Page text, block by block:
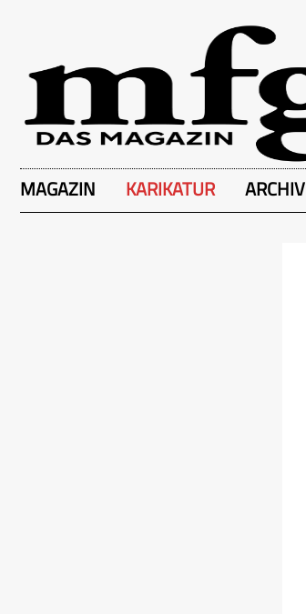
MAGAZIN KARIKATUR ARCHIV